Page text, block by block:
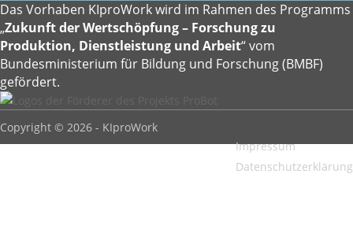
Das Vorhaben KIproWork wird im Rahmen des Programms
„Zukunft der Wertschöpfung – Forschung zu
Produktion, Dienstleistung und Arbeit“ vom
Bundesministerium für Bildung und Forschung (BMBF)
gefördert.
Copyright © 2026 - KIproWork
Impressum
Datenschutzerklärung